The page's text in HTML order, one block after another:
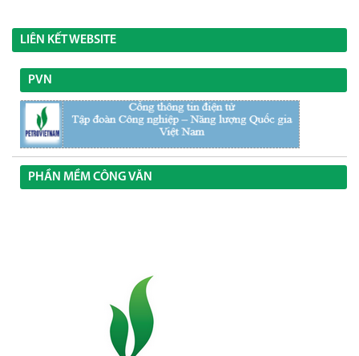
LIÊN KẾT WEBSITE
PVN
PHẦN MỀM CÔNG VĂN